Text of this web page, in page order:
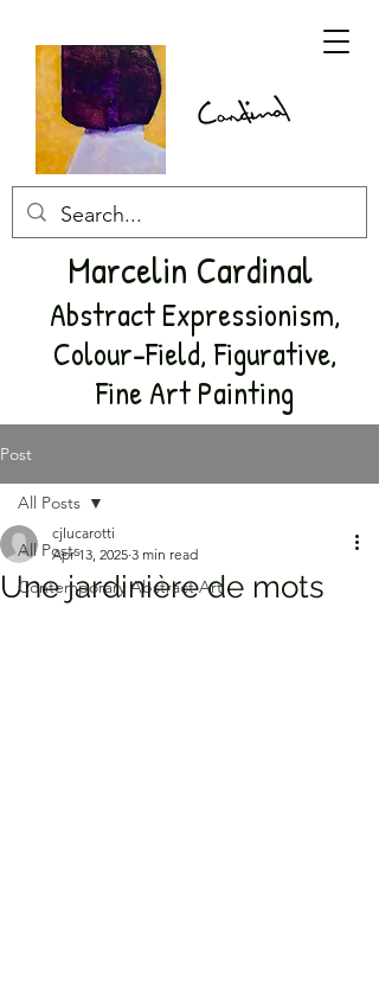
Marcelin Cardinal
Abstract Expressionism,
Colour-Field, Figurative,
Fine Art Painting
Post
All Posts
Contemporary Abstract Art
All Posts
Une jardinière de mots
cjlucarotti
Apr 13, 2025 3 min read